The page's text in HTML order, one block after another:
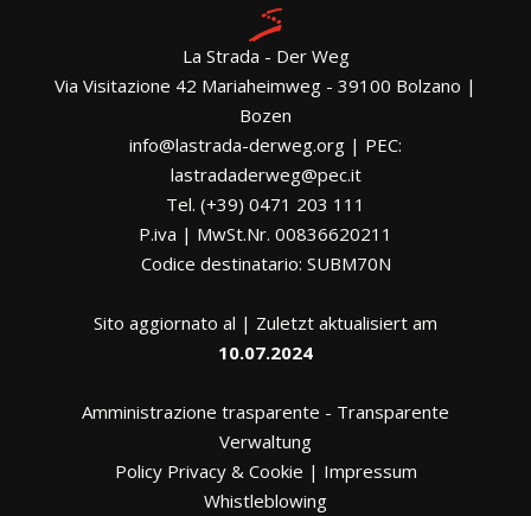
La Strada - Der Weg
Via Visitazione 42 Mariaheimweg - 39100 Bolzano |
Bozen
info@lastrada-derweg.org | PEC:
lastradaderweg@pec.it
Tel. (+39) 0471 203 111
P.iva | MwSt.Nr. 00836620211
Codice destinatario: SUBM70N
Sito aggiornato al | Zuletzt aktualisiert am
10.07.2024
Amministrazione trasparente - Transparente
Verwaltung
Policy Privacy & Cookie | Impressum
Whistleblowing